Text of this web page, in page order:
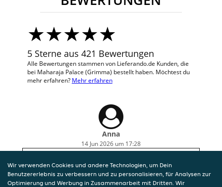
5 Sterne aus 421 Bewertungen
Alle Bewertungen stammen von Lieferando.de Kunden, die
bei Maharaja Palace (Grimma) bestellt haben. Möchtest du
mehr erfahren? Mehr erfahren
Anna
14 Jun 2026 um 17:28
Wir verwenden Cookies und andere Technologien, um Dein
Benutzererlebnis zu verbessern und zu personalisieren, für Analysen zur
Optimierung und Werbung in Zusammenarbeit mit Dritten. Wir